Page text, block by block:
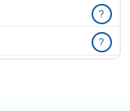
?
?